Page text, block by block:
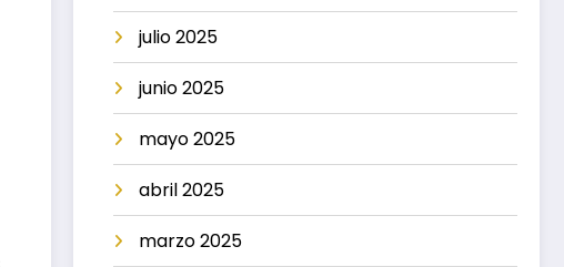
julio 2025
junio 2025
mayo 2025
abril 2025
marzo 2025